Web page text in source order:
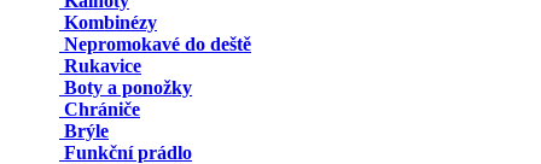
Kombinézy
Nepromokavé do deště
Rukavice
Boty a ponožky
Chrániče
Brýle
Funkční prádlo